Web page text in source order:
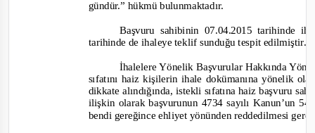
gündür.” hükmü bulunmaktadır.
Başvuru sahibinin 07.04.2015 tarihinde
tarihinde de ihaleye teklif sunduğu tespit edilmiştir.
İhalelere Yönelik Başvurular Hakkında
sıfatını haiz kişilerin ihale dokümanına yönelik
dikkate alındığında, istekli sıfatına haiz başvuru
ilişkin olarak başvurunun 4734 sayılı Kanun’un
bendi gereğince ehliyet yönünden reddedilmesi